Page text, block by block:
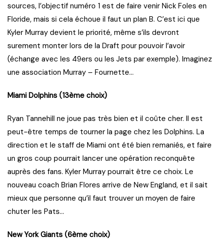
sources, l’objectif numéro 1 est de faire venir Nick Foles en
Floride, mais si cela échoue il faut un plan B. C’est ici que
Kyler Murray devient le priorité, même s’ils devront
surement monter lors de la Draft pour pouvoir l’avoir
(échange avec les 49ers ou les Jets par exemple). Imaginez
une association Murray – Fournette…
Miami Dolphins (13ème choix)
Ryan Tannehill ne joue pas très bien et il coûte cher. Il est
peut-être temps de tourner la page chez les Dolphins. La
direction et le staff de Miami ont été bien remaniés, et faire
un gros coup pourrait lancer une opération reconquête
auprès des fans. Kyler Murray pourrait être ce choix. Le
nouveau coach Brian Flores arrive de New England, et il sait
mieux que personne qu’il faut trouver un moyen de faire
chuter les Pats…
New York Giants (6ème choix)